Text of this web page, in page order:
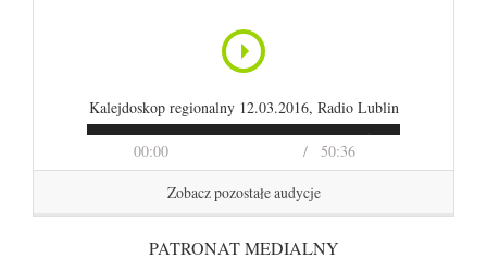
00:00 50:36
Kalejdoskop regionalny 12.03.2016, Radio Lublin
Zobacz pozostałe audycje
PATRONAT MEDIALNY